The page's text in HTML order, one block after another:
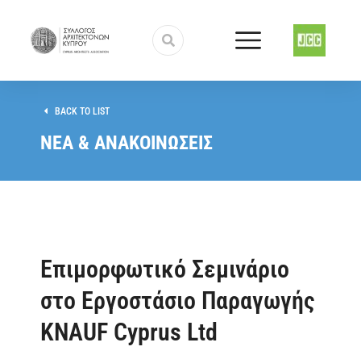
BACK TO LIST
ΝΕΑ & ΑΝΑΚΟΙΝΩΣΕΙΣ
Επιμορφωτικό Σεμινάριο
στο Εργοστάσιο Παραγωγής
KNAUF Cyprus Ltd